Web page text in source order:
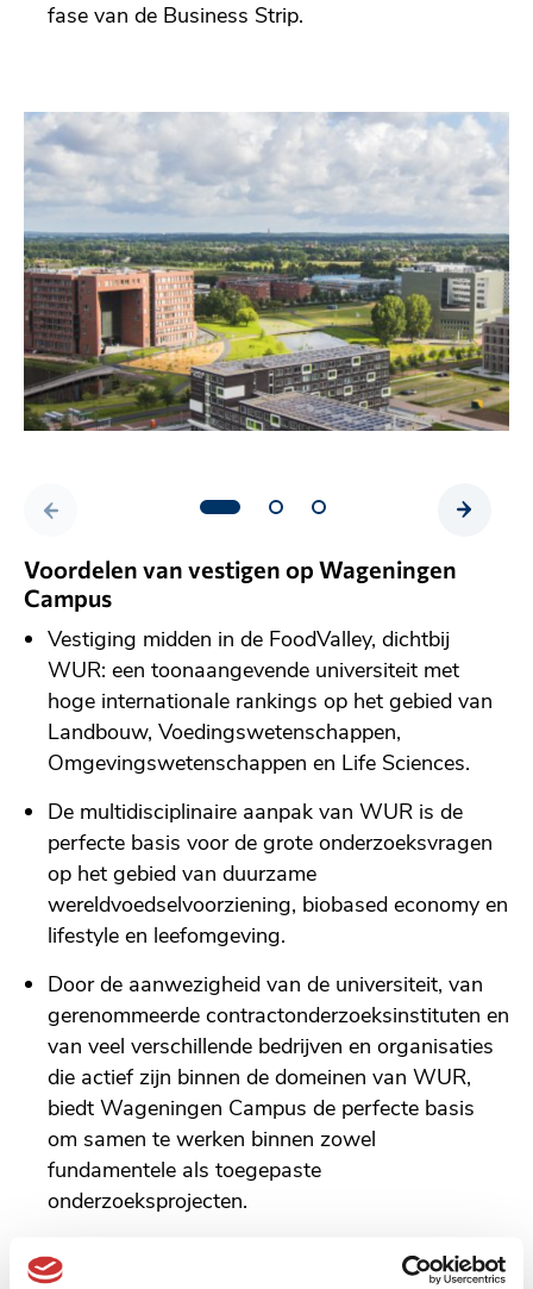
fase van de Business Strip.
V
r
d
V
l
n
d
s
Voordelen van vestigen op Wageningen
Campus
Vestiging midden in de FoodValley, dichtbij
WUR: een toonaangevende universiteit met
hoge internationale rankings op het gebied van
Landbouw, Voedingswetenschappen,
Omgevingswetenschappen en Life Sciences.
De multidisciplinaire aanpak van WUR is de
perfecte basis voor de grote onderzoeksvragen
op het gebied van duurzame
wereldvoedselvoorziening, biobased economy en
lifestyle en leefomgeving.
Door de aanwezigheid van de universiteit, van
gerenommeerde contractonderzoeksinstituten en
van veel verschillende bedrijven en organisaties
die actief zijn binnen de domeinen van WUR,
biedt Wageningen Campus de perfecte basis
om samen te werken binnen zowel
fundamentele als toegepaste
onderzoeksprojecten.
Een concentratie van theoretisch opgeleid
personeel en de aanwezigheid van veel